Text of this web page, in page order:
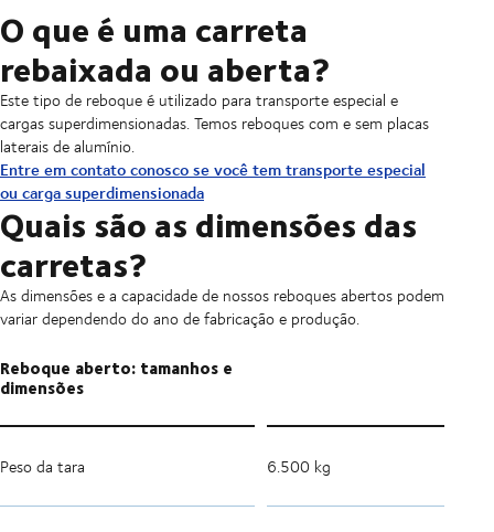
O que é uma carreta
rebaixada ou aberta?
Este tipo de reboque é utilizado para transporte especial e
cargas superdimensionadas. Temos reboques com e sem placas
laterais de alumínio.
Entre em contato conosco se você tem transporte especial
ou carga superdimensionada
Quais são as dimensões das
carretas?
As dimensões e a capacidade de nossos reboques abertos podem
variar dependendo do ano de fabricação e produção.
Reboque aberto: tamanhos e
dimensões
Peso da tara 6.500 kg